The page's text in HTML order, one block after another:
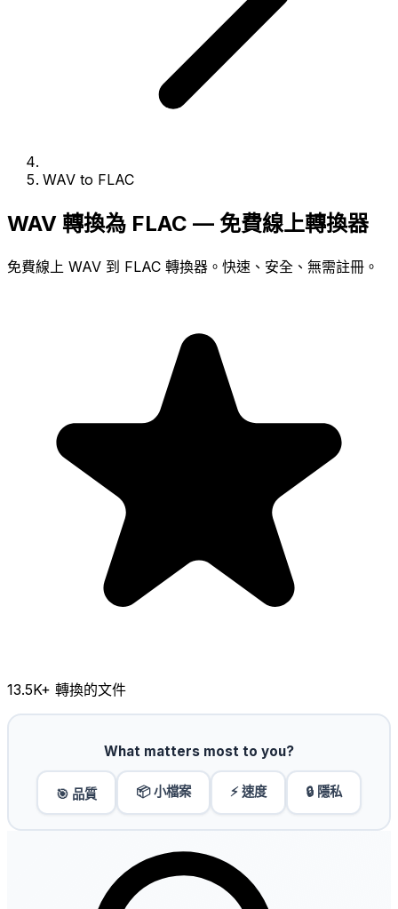
WAV to FLAC
WAV 轉換為 FLAC — 免費線上轉換器
免費線上 WAV 到 FLAC 轉換器。快速、安全、無需註冊。
13.5K+ 轉換的文件
What matters most to you?
🎯 品質 📦 小檔案 ⚡ 速度 🔒 隱私